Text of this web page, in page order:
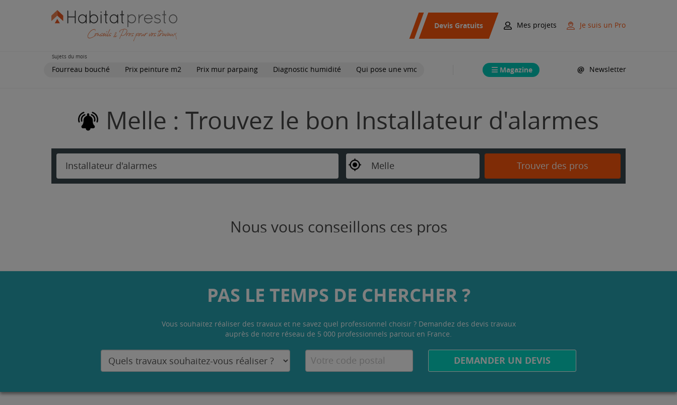
Devis Gratuits Mes projets Je suis un Pro
Sujets du mois
Fourreau bouché Prix peinture m2 Prix mur parpaing Diagnostic humidité Qui pose une vmc Magazine Newsletter
Melle : Trouvez le bon Installateur d'alarmes
Installateur d'alarmes Melle Trouver des pros
Nous vous conseillons ces pros
PAS LE TEMPS DE CHERCHER ?
Vous souhaitez réaliser des travaux et ne savez quel professionnel choisir ? Demandez des devis travaux
auprès de notre réseau de 5 000 professionnels partout en France.
DEMANDER UN DEVIS